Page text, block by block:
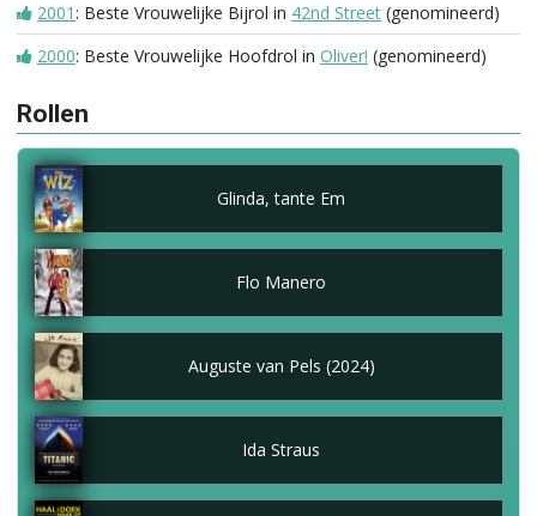
2001 : Beste Vrouwelijke Bijrol in 42nd Street (genomineerd)
2000: Beste Vrouwelijke Hoofdrol in Oliver! (genomineerd)
Rollen
Glinda, tante Em
Flo Manero
Auguste van Pels (2024)
Ida Straus